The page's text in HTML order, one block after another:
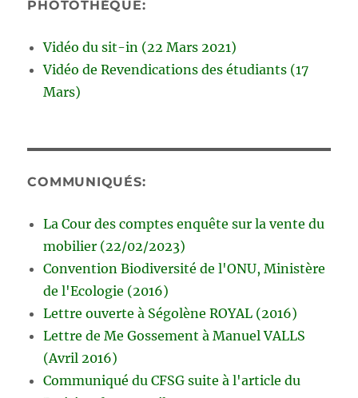
PHOTOTHÈQUE:
Vidéo du sit-in (22 Mars 2021)
Vidéo de Revendications des étudiants (17
Mars)
COMMUNIQUÉS:
La Cour des comptes enquête sur la vente du
mobilier (22/02/2023)
Convention Biodiversité de l'ONU, Ministère
de l'Ecologie (2016)
Lettre ouverte à Ségolène ROYAL (2016)
Lettre de Me Gossement à Manuel VALLS
(Avril 2016)
Communiqué du CFSG suite à l'article du